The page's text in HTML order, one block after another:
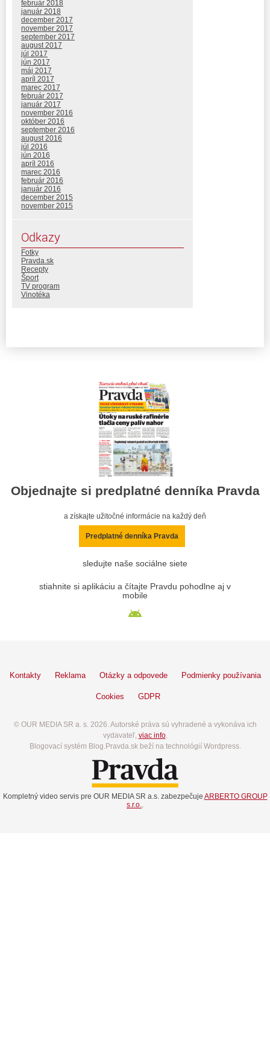
február 2018
január 2018
december 2017
november 2017
september 2017
august 2017
júl 2017
jún 2017
máj 2017
apríl 2017
marec 2017
február 2017
január 2017
november 2016
október 2016
september 2016
august 2016
júl 2016
jún 2016
apríl 2016
marec 2016
február 2016
január 2016
december 2015
november 2015
Odkazy
Fotky
Pravda.sk
Recepty
Šport
TV program
Vinotéka
Objednajte si predplatné denníka Pravda
a získajte užitočné informácie na každý deň
Predplatné denníka Pravda
sledujte naše sociálne siete
stiahnite si aplikáciu a čítajte Pravdu pohodlne aj v
mobile
Kontakty Reklama Otázky a odpovede Podmienky používania
Cookies GDPR
© OUR MEDIA SR a. s. 2026. Autorské práva sú vyhradené a vykonáva ich
vydavateľ, viac info.
Blogovací systém Blog.Pravda.sk beží na technológií Wordpress.
Kompletný video servis pre OUR MEDIA SR a.s. zabezpečuje ARBERTO GROUP
s.r.o..